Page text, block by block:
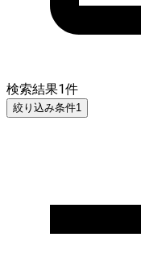
検索結果1件
絞り込み条件1